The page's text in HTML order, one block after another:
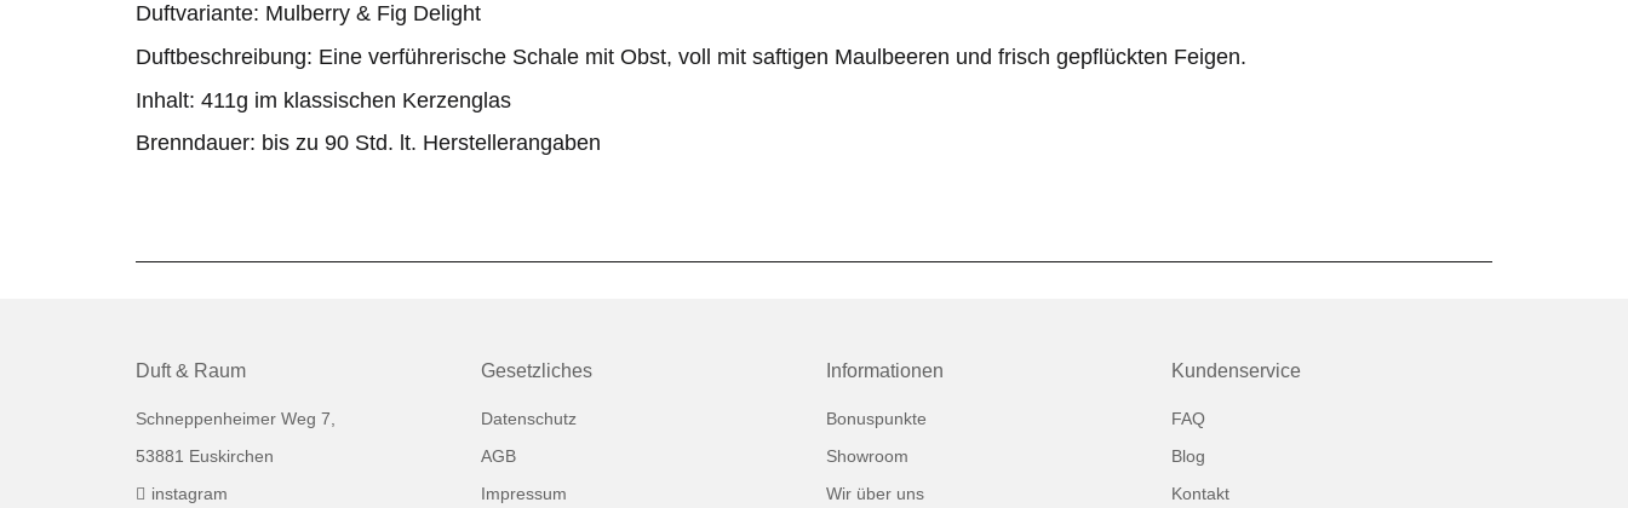
Duftvariante: Mulberry & Fig Delight
Duftbeschreibung: Eine verführerische Schale mit Obst, voll mit saftigen Maulbeeren und frisch gepflückten Feigen.
Inhalt: 411g im klassischen Kerzenglas
Brenndauer: bis zu 90 Std. lt. Herstellerangaben
Duft & Raum
Schneppenheimer Weg 7,
53881 Euskirchen
instagram
Gesetzliches
Datenschutz
AGB
Impressum
Informationen
Bonuspunkte
Showroom
Wir über uns
Kundenservice
FAQ
Blog
Kontakt